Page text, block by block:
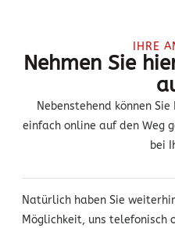
IHRE
Nehmen Sie
Nebenstehend können
einfach online auf den Weg
bei
Natürlich haben Sie
Möglichkeit, uns telefonisch